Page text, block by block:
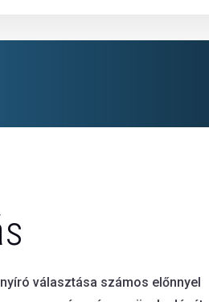
választása számos előnnyel